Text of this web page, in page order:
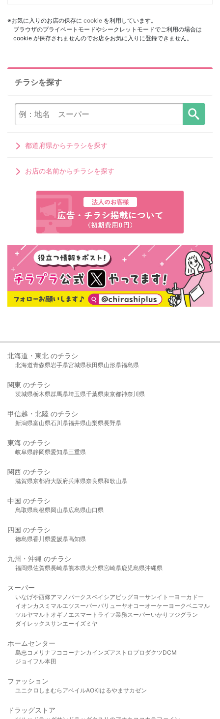
※お気に入りのお店の保存に cookie を利用しています。
ブラウザのプライベートモードやシークレットモードでご利用の場合は
cookie が保存されませんのでお店をお気に入りに登録できません。
チラシを探す
都道府県からチラシを探す
お店の名前からチラシを探す
北海道・東北 のチラシ
北海道青森県岩手県宮城県秋田県山形県福島県
関東 のチラシ
茨城県栃木県群馬県埼玉県千葉県東京都神奈川県
甲信越・北陸 のチラシ
新潟県富山県石川県福井県山梨県長野県
東海 のチラシ
岐阜県静岡県愛知県三重県
関西 のチラシ
滋賀県京都府大阪府兵庫県奈良県和歌山県
中国 のチラシ
鳥取県島根県岡山県広島県山口県
四国 のチラシ
徳島県香川県愛媛県高知県
九州・沖縄 のチラシ
福岡県佐賀県長崎県熊本県大分県宮崎県鹿児島県沖縄県
スーパー
いなげや西條アマノパークスベイシア ビッグヨーサンイトーヨーカドー
イオンカスミ マルエツスーパーバリューヤオコーオーケー ヨークベニマル
ツルヤマルト オギノ エスマート ライフ業務スーパーいかり フジグラン
ダイレックスサンエーイズミヤ
ホームセンター
島忠 コメリ ナフコ コーナンカインズアストロプロダクツDCM
ジョイフル本田
ファッション
ユニクロ しまむら アベイルAOKIはるやま サカゼン
ドラッグストア